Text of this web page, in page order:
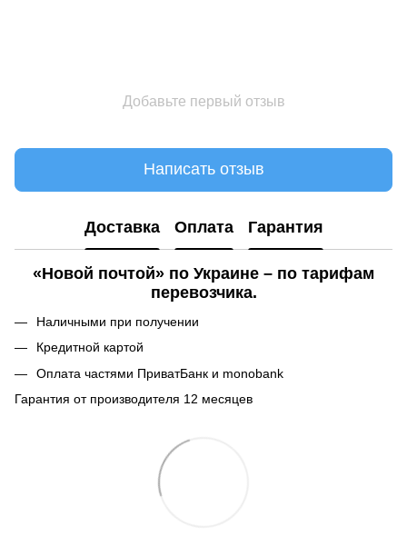
Добавьте первый отзыв
Написать отзыв
Доставка Оплата Гарантия
«Новой почтой» по Украине – по тарифам
перевозчика.
Наличными при получении
Кредитной картой
Оплата частями ПриватБанк и monobank
Гарантия от производителя 12 месяцев